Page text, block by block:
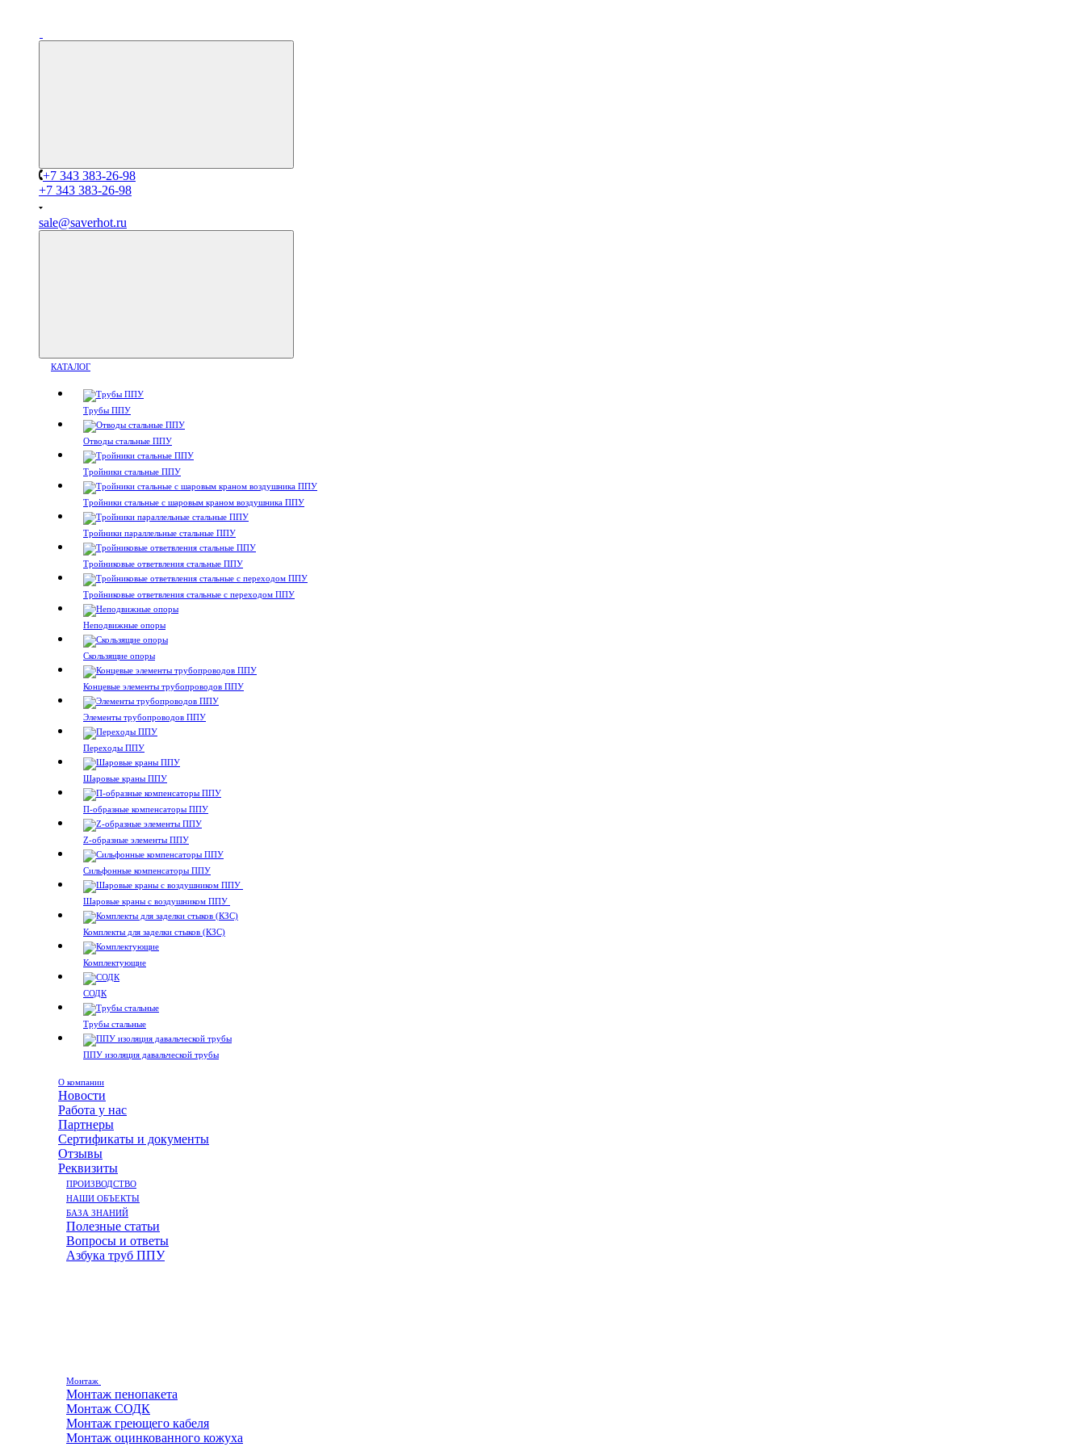
+7 343 383-26-98
+7 343 383-26-98
sale@saverhot.ru
КАТАЛОГ
Трубы ППУ
Отводы стальные ППУ
Тройники стальные ППУ
Тройники стальные с шаровым краном воздушника ППУ
Тройники параллельные стальные ППУ
Тройниковые ответвления стальные ППУ
Тройниковые ответвления стальные с переходом ППУ
Неподвижные опоры
Скользящие опоры
Концевые элементы трубопроводов ППУ
Элементы трубопроводов ППУ
Переходы ППУ
Шаровые краны ППУ
П-образные компенсаторы ППУ
Z-образные элементы ППУ
Сильфонные компенсаторы ППУ
Шаровые краны с воздушником ППУ
Комплекты для заделки стыков (КЗС)
Комплектующие
СОДК
Трубы стальные
ППУ изоляция давальческой трубы
О компании
Новости
Работа у нас
Партнеры
Сертификаты и документы
Отзывы
Реквизиты
ПРОИЗВОДСТВО
НАШИ ОБЪЕКТЫ
БАЗА ЗНАНИЙ
Полезные статьи
Вопросы и ответы
Азбука труб ППУ
Монтаж
Монтаж пенопакета
Монтаж СОДК
Монтаж греющего кабеля
Монтаж оцинкованного кожуха